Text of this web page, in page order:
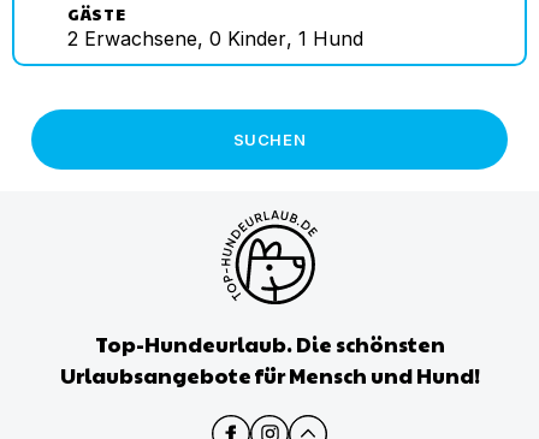
GÄSTE
2 Erwachsene, 0 Kinder, 1 Hund
SUCHEN
Top-Hundeurlaub. Die schönsten
Urlaubsangebote für Mensch und Hund!